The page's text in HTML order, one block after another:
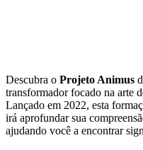
Descubra o Projeto Animus
transformador focado na arte
Lançado em 2022, esta
irá aprofundar sua
ajudando você a encontrar